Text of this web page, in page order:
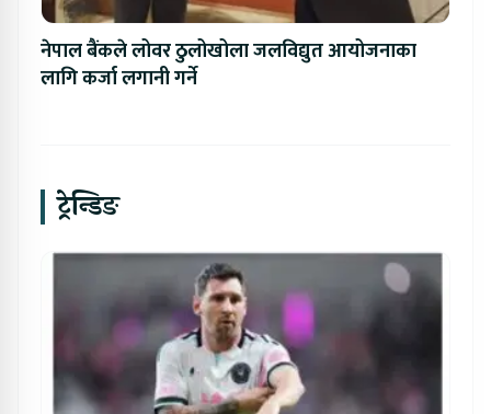
नेपाल बैंकले लोवर ठुलोखोला जलविद्युत आयोजनाका
लागि कर्जा लगानी गर्ने
ट्रेन्डिङ